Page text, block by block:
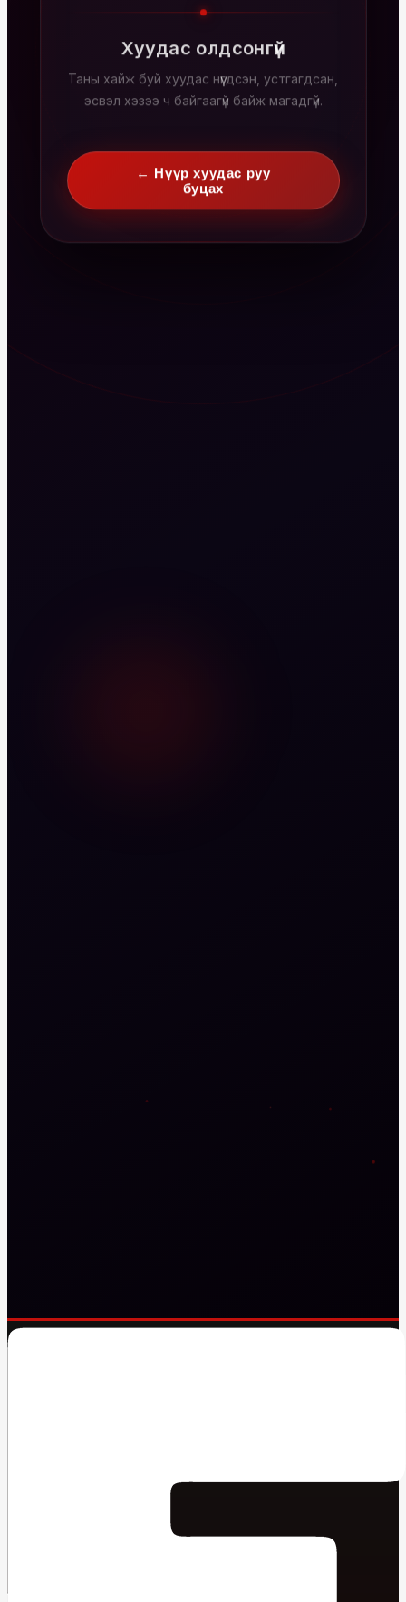
Хуудас олдсонгүй
Таны хайж буй хуудас нүүгдсэн, устгагдсан,
эсвэл хэзээ ч байгаагүй байж магадгүй.
← Нүүр хуудас руу
буцах